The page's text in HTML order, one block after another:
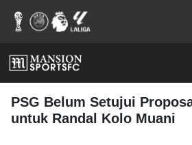
PSG Belum Setujui
untuk Randal Kolo Muani